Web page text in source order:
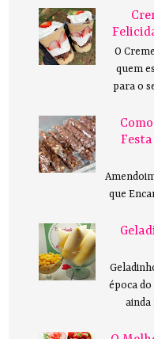
O
quem
para o
que
época
ainda